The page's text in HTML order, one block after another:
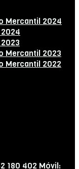
Mercantil 2024
Mercantil 2023
Mercantil 2022
180 402 Móvil: